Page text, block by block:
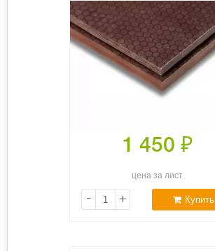
1 450 ₽
цена за лист
- + Купить